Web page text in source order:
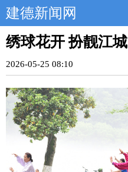
建德新闻网
绣球花开 扮靓江城
2026-05-25 08:10